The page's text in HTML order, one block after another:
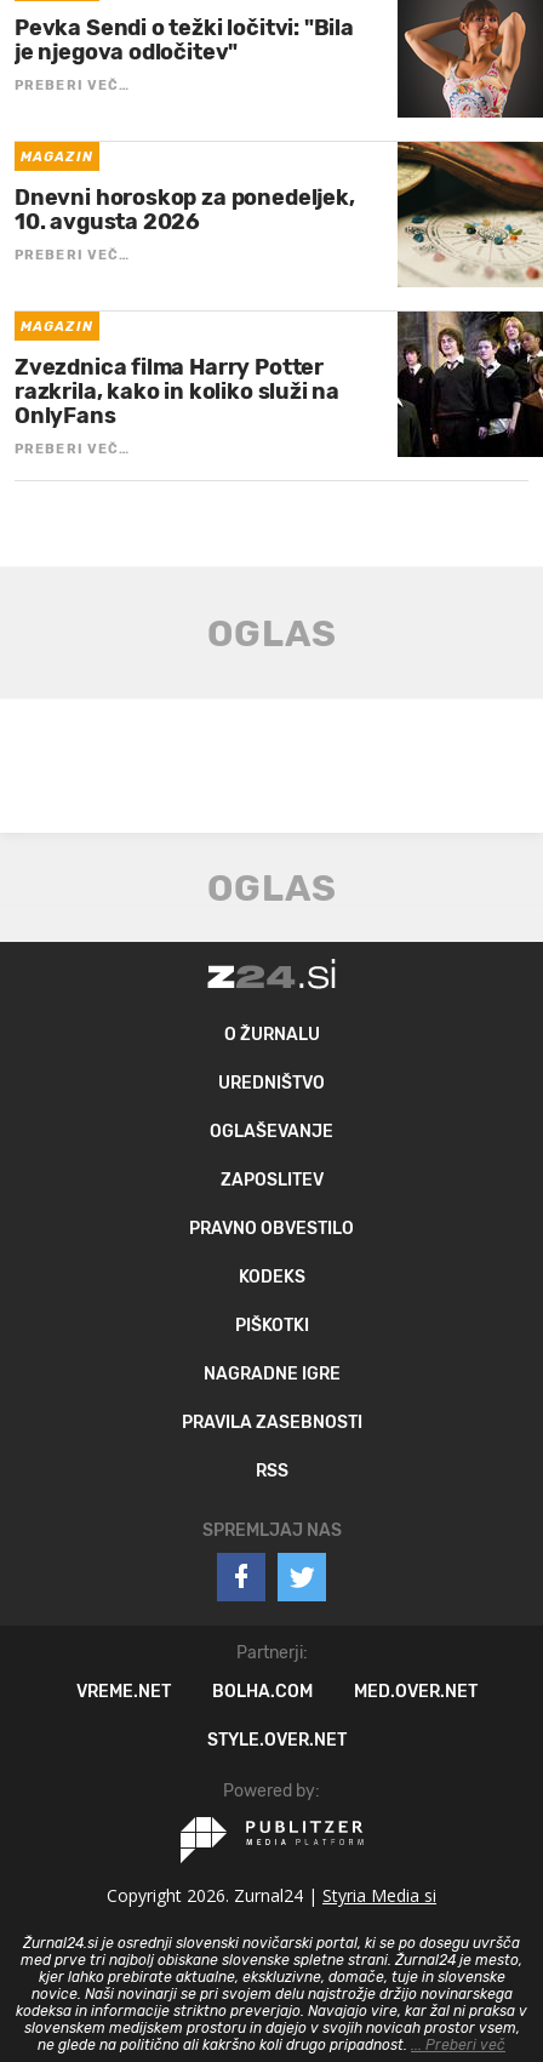
Pevka Sendi o težki ločitvi: "Bila
je njegova odločitev"
PREBERI VEČ…
MAGAZIN
Dnevni horoskop za ponedeljek,
10. avgusta 2026
PREBERI VEČ…
MAGAZIN
Zvezdnica filma Harry Potter
razkrila, kako in koliko služi na
OnlyFans
PREBERI VEČ…
O ŽURNALU
UREDNIŠTVO
OGLAŠEVANJE
ZAPOSLITEV
PRAVNO OBVESTILO
KODEKS
PIŠKOTKI
NAGRADNE IGRE
PRAVILA ZASEBNOSTI
RSS
SPREMLJAJ NAS
Partnerji:
VREME.NET
BOLHA.COM MED.OVER.NET
STYLE.OVER.NET
Powered by:
Copyright 2026. Zurnal24 | Styria Media si
Žurnal24.si je osrednji slovenski novičarski portal, ki se po dosegu uvršča
med prve tri najbolj obiskane slovenske spletne strani. Žurnal24 je mesto,
kjer lahko prebirate aktualne, ekskluzivne, domače, tuje in slovenske
novice. Naši novinarji se pri svojem delu najstrožje držijo novinarskega
kodeksa in informacije striktno preverjajo. Navajajo vire, kar žal ni praksa v
slovenskem medijskem prostoru in dajejo v svojih novicah prostor vsem,
ne glede na politično ali kakršno koli drugo pripadnost. ... Preberi več